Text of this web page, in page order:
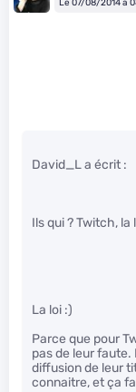
Le 07/08/2014 à
David_L a écrit :
Ils qui ? Twitch,
La loi :)
Parce que pour
pas de leur faute.
diffusion de leur
connaitre, et ça